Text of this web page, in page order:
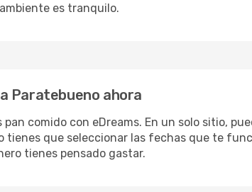
es tranquilo.
Paratebueno ahora
comido con eDreams. En un solo sitio,
tienes que seleccionar las fechas que te
tienes pensado gastar.